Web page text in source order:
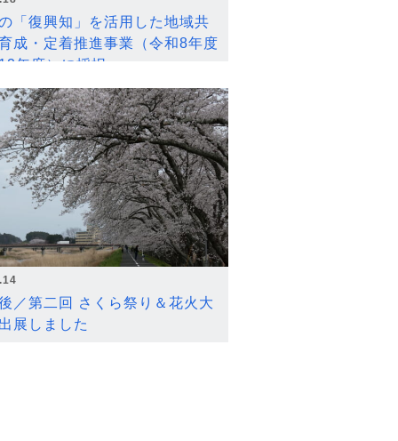
「復興知」を活用した地域共
成・定着推進事業（令和8年度
年度）に採択
／第二回 さくら祭り＆花火大
展しました